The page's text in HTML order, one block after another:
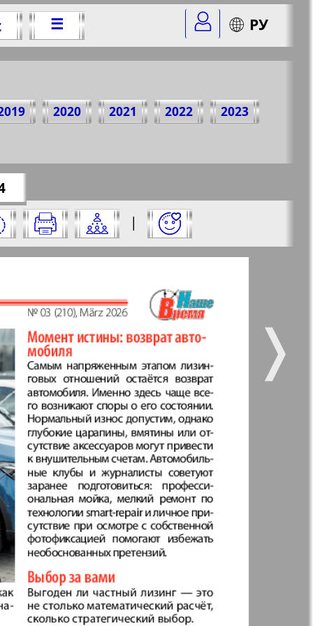
☰ РУ
2020 2021 2022
2023
und klicken Sie darauf:
7
|
aus und klicken Sie darauf:
5
11
16
❭
Gorod 511
Zeitung Nasche wremja
Panorama-mir
vremja Russkiy Wojazh